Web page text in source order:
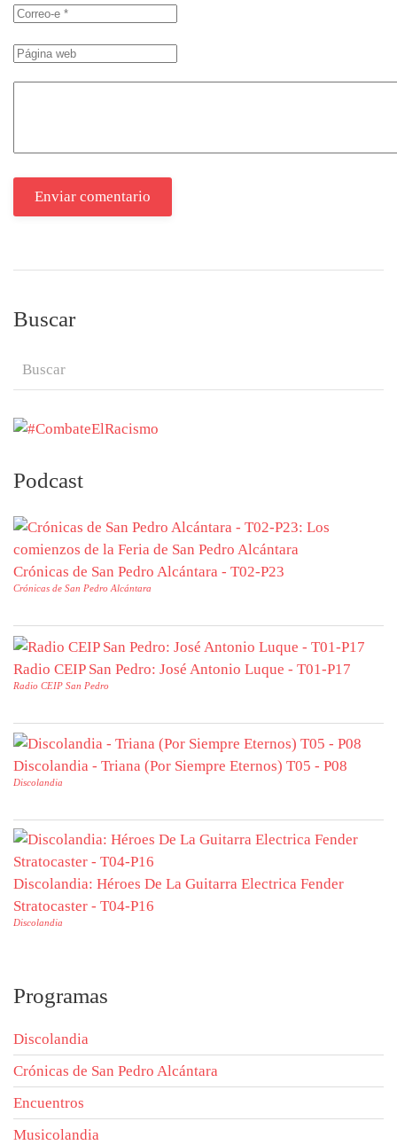
Enviar comentario
Buscar
Podcast
Crónicas de San Pedro Alcántara - T02-P23
Crónicas de San Pedro Alcántara
Radio CEIP San Pedro: José Antonio Luque - T01-P17
Radio CEIP San Pedro
Discolandia - Triana (Por Siempre Eternos) T05 - P08
Discolandia
Discolandia: Héroes De La Guitarra Electrica Fender
Stratocaster - T04-P16
Discolandia
Programas
Discolandia
Crónicas de San Pedro Alcántara
Encuentros
Musicolandia